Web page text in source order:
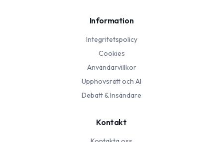
Information
Integritetspolicy
Cookies
Användarvillkor
Upphovsrätt och AI
Debatt & Insändare
Kontakt